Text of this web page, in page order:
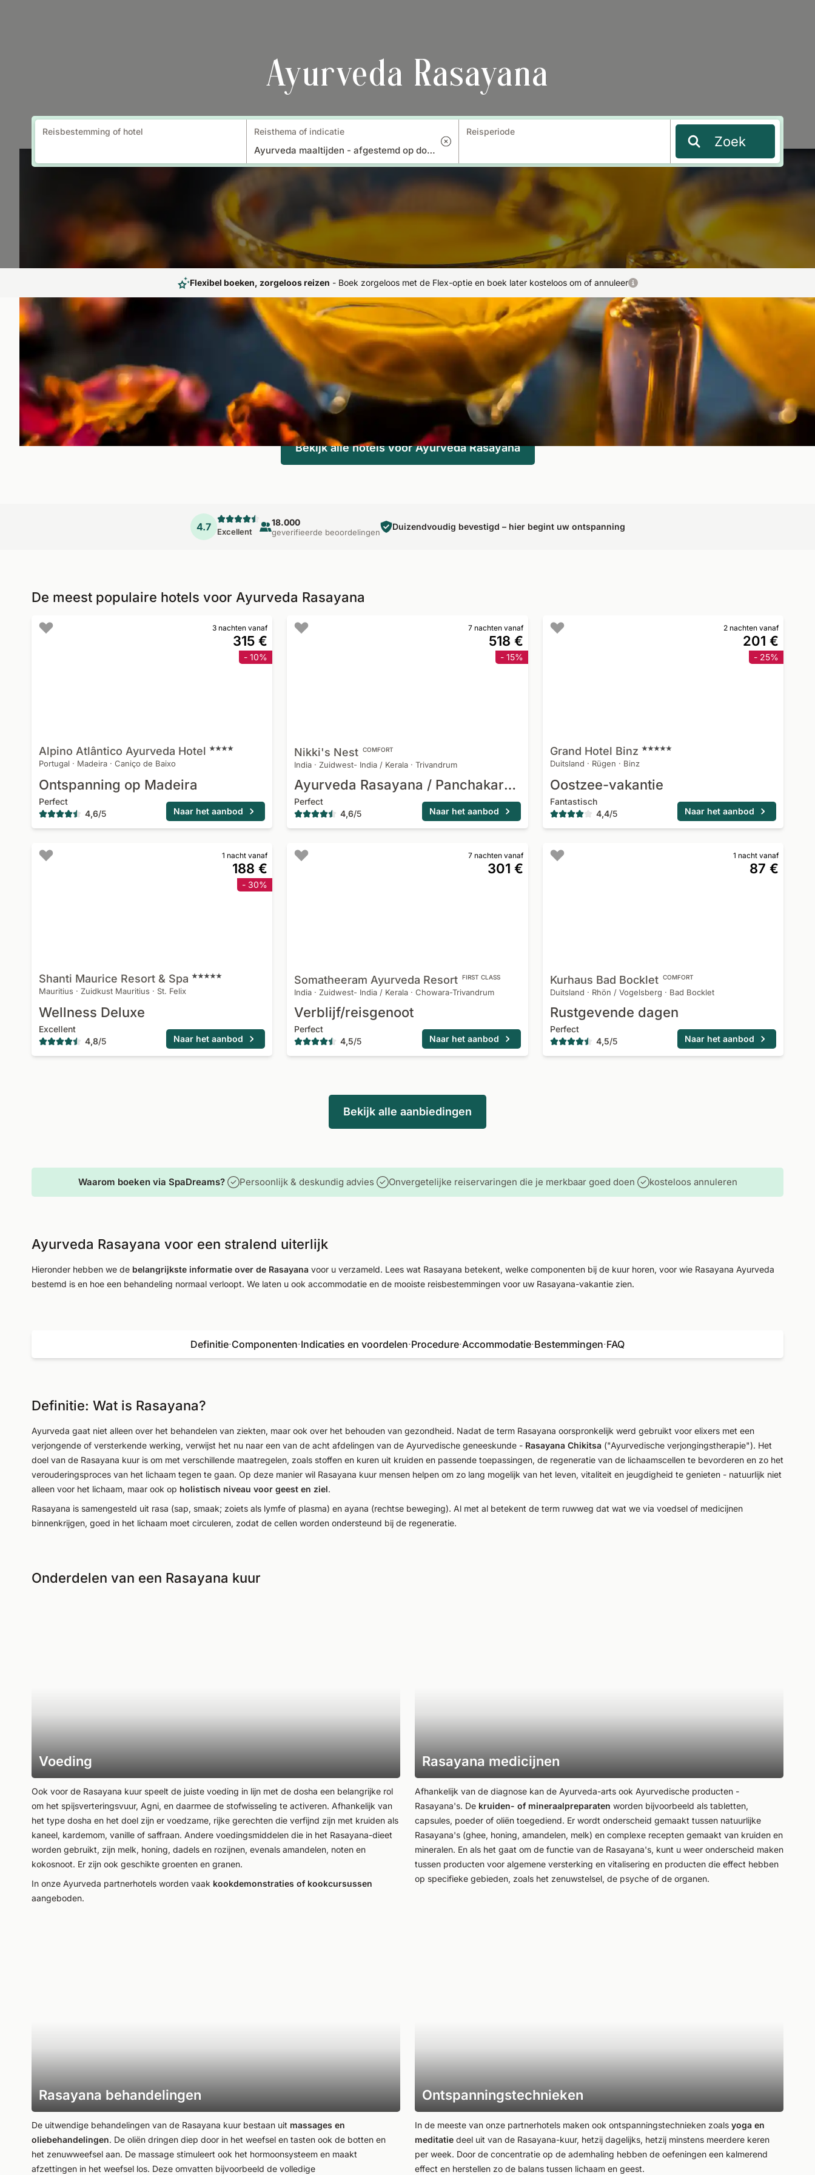
Ayurveda Rasayana
Reisbestemming of hotel Reisthema of indicatie Reisperiode
Zoek
Flexibel boeken, zorgeloos reizen - Boek zorgeloos met de Flex-optie en boek later kosteloos om of annuleer
Verzachtende Ayurveda-massages met warme oliën of kruidenstempels, kruidenbaden en heerlijke Ayurvedische maaltijden - met een Ayurveda Rasayana-kuur ervaart u diepe ontspanning
en regeneratie. De Ayurvedische verjongingskuur wordt gebruikt voor de gezondheidszorg en helpt om lichaam, geest en ziel te revitaliseren.
Bekijk alle hotels voor Ayurveda Rasayana
4.7 Excellent
18.000
geverifieerde beoordelingen
Duizendvoudig bevestigd – hier begint uw ontspanning
De meest populaire hotels voor Ayurveda Rasayana
3 nachten vanaf
315 €
- 10%
Alpino Atlântico Ayurveda Hotel
Portugal · Madeira · Caniço de Baixo
Ontspanning op Madeira
Perfect
4,6/5 Naar het aanbod
7 nachten vanaf
518 €
- 15%
Nikki's Nest COMFORT
India ·Zuidwest- India / Kerala ·Trivandrum
Ayurveda Rasayana / Panchakarma
Perfect
4,6/5 Naar het aanbod
2 nachten vanaf
201 €
- 25%
Grand Hotel Binz
Duitsland · Rügen · Binz
Oostzee-vakantie
Fantastisch
4,4/5 Naar het aanbod
1 nacht vanaf
188 €
- 30%
Shanti Maurice Resort & Spa
Mauritius · Zuidkust Mauritius · St. Felix
Wellness Deluxe
Excellent
4,8/5 Naar het aanbod
7 nachten vanaf
301 €
Somatheeram Ayurveda Resort FIRST CLASS
India ·Zuidwest- India / Kerala ·Chowara-Trivandrum
Verblijf/reisgenoot
Perfect
4,5/5 Naar het aanbod
1 nacht vanaf
87 €
Kurhaus Bad Bocklet COMFORT
Duitsland · Rhön / Vogelsberg · Bad Bocklet
Rustgevende dagen
Perfect
4,5/5 Naar het aanbod
Bekijk alle aanbiedingen
Waarom boeken via SpaDreams? Persoonlijk & deskundig advies Onvergetelijke reiservaringen die je merkbaar goed doen kosteloos annuleren
Ayurveda Rasayana voor een stralend uiterlijk
Hieronder hebben we de belangrijkste informatie over de Rasayana voor u verzameld. Lees wat Rasayana betekent, welke componenten bij de kuur horen, voor wie Rasayana Ayurveda
bestemd is en hoe een behandeling normaal verloopt. We laten u ook accommodatie en de mooiste reisbestemmingen voor uw Rasayana-vakantie zien.
Definitie·Componenten·Indicaties en voordelen·Procedure·Accommodatie·Bestemmingen·FAQ
Definitie: Wat is Rasayana?
Ayurveda gaat niet alleen over het behandelen van ziekten, maar ook over het behouden van gezondheid. Nadat de term Rasayana oorspronkelijk werd gebruikt voor elixers met een
verjongende of versterkende werking, verwijst het nu naar een van de acht afdelingen van de Ayurvedische geneeskunde - Rasayana Chikitsa ("Ayurvedische verjongingstherapie"). Het
doel van de Rasayana kuur is om met verschillende maatregelen, zoals stoffen en kuren uit kruiden en passende toepassingen, de regeneratie van de lichaamscellen te bevorderen en zo het
verouderingsproces van het lichaam tegen te gaan. Op deze manier wil Rasayana kuur mensen helpen om zo lang mogelijk van het leven, vitaliteit en jeugdigheid te genieten - natuurlijk niet
alleen voor het lichaam, maar ook op holistisch niveau voor geest en ziel.
Rasayana is samengesteld uit rasa (sap, smaak; zoiets als lymfe of plasma) en ayana (rechtse beweging). Al met al betekent de term ruwweg dat wat we via voedsel of medicijnen
binnenkrijgen, goed in het lichaam moet circuleren, zodat de cellen worden ondersteund bij de regeneratie.
Onderdelen van een Rasayana kuur
Voeding
Ook voor de Rasayana kuur speelt de juiste voeding in lijn met de dosha een belangrijke rol
om het spijsverteringsvuur, Agni, en daarmee de stofwisseling te activeren. Afhankelijk van
het type dosha en het doel zijn er voedzame, rijke gerechten die verfijnd zijn met kruiden als
kaneel, kardemom, vanille of saffraan. Andere voedingsmiddelen die in het Rasayana-dieet
worden gebruikt, zijn melk, honing, dadels en rozijnen, evenals amandelen, noten en
kokosnoot. Er zijn ook geschikte groenten en granen.
In onze Ayurveda partnerhotels worden vaak kookdemonstraties of kookcursussen
aangeboden.
Rasayana medicijnen
Afhankelijk van de diagnose kan de Ayurveda-arts ook Ayurvedische producten -
Rasayana's. De kruiden- of mineraalpreparaten worden bijvoorbeeld als tabletten,
capsules, poeder of oliën toegediend. Er wordt onderscheid gemaakt tussen natuurlijke
Rasayana's (ghee, honing, amandelen, melk) en complexe recepten gemaakt van kruiden en
mineralen. En als het gaat om de functie van de Rasayana's, kunt u weer onderscheid maken
tussen producten voor algemene versterking en vitalisering en producten die effect hebben
op specifieke gebieden, zoals het zenuwstelsel, de psyche of de organen.
Rasayana behandelingen
De uitwendige behandelingen van de Rasayana kuur bestaan ​​uit massages en
oliebehandelingen. De oliën dringen diep door in het weefsel en tasten ook de botten en
het zenuwweefsel aan. De massage stimuleert ook het hormoonsysteem en maakt
afzettingen in het weefsel los. Deze omvatten bijvoorbeeld de volledige
Ontspanningstechnieken
In de meeste van onze partnerhotels maken ook ontspanningstechnieken zoals yoga en
meditatie deel uit van de Rasayana-kuur, hetzij dagelijks, hetzij minstens meerdere keren
per week. Door de concentratie op de ademhaling hebben de oefeningen een kalmerend
effect en herstellen zo de balans tussen lichaam en geest.